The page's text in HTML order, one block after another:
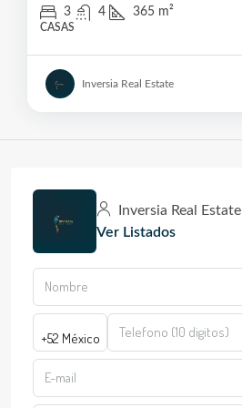
3 4 365 m²
CASAS
Inversia Real Estate
Inversia Real Estate
Ver Listados